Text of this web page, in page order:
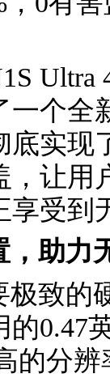
一个全
底实现
，让用
享受到
，助力
致的
0.47
的分辨